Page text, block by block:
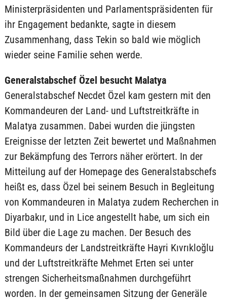
Ministerpräsidenten und Parlamentspräsidenten für
ihr Engagement bedankte, sagte in diesem
Zusammenhang, dass Tekin so bald wie möglich
wieder seine Familie sehen werde.
Generalstabschef Özel besucht Malatya
Generalstabschef Necdet Özel kam gestern mit den
Kommandeuren der Land- und Luftstreitkräfte in
Malatya zusammen. Dabei wurden die jüngsten
Ereignisse der letzten Zeit bewertet und Maßnahmen
zur Bekämpfung des Terrors näher erörtert. In der
Mitteilung auf der Homepage des Generalstabschefs
heißt es, dass Özel bei seinem Besuch in Begleitung
von Kommandeuren in Malatya zudem Recherchen in
Diyarbakır, und in Lice angestellt habe, um sich ein
Bild über die Lage zu machen. Der Besuch des
Kommandeurs der Landstreitkräfte Hayri Kıvrıkloğlu
und der Luftstreitkräfte Mehmet Erten sei unter
strengen Sicherheitsmaßnahmen durchgeführt
worden. In der gemeinsamen Sitzung der Generäle